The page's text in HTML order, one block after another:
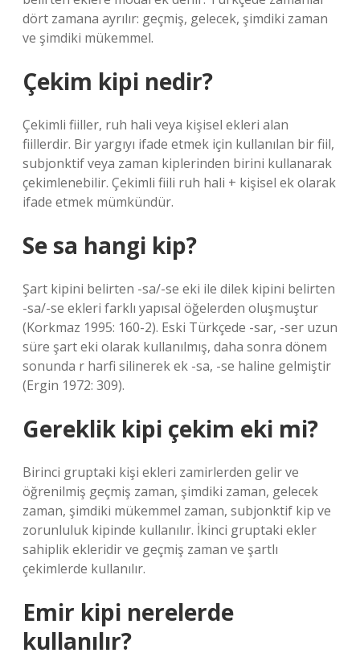
dört zamana ayrılır: geçmiş, gelecek, şimdiki zaman
ve şimdiki mükemmel.
Çekim kipi nedir?
Çekimli fiiller, ruh hali veya kişisel ekleri alan
fiillerdir. Bir yargıyı ifade etmek için kullanılan bir fiil,
subjonktif veya zaman kiplerinden birini kullanarak
çekimlenebilir. Çekimli fiili ruh hali + kişisel ek olarak
ifade etmek mümkündür.
Se sa hangi kip?
Şart kipini belirten -sa/-se eki ile dilek kipini belirten
-sa/-se ekleri farklı yapısal öğelerden oluşmuştur
(Korkmaz 1995: 160-2). Eski Türkçede -sar, -ser uzun
süre şart eki olarak kullanılmış, daha sonra dönem
sonunda r harfi silinerek ek -sa, -se haline gelmiştir
(Ergin 1972: 309).
Gereklik kipi çekim eki mi?
Birinci gruptaki kişi ekleri zamirlerden gelir ve
öğrenilmiş geçmiş zaman, şimdiki zaman, gelecek
zaman, şimdiki mükemmel zaman, subjonktif kip ve
zorunluluk kipinde kullanılır. İkinci gruptaki ekler
sahiplik ekleridir ve geçmiş zaman ve şartlı
çekimlerde kullanılır.
Emir kipi nerelerde
kullanılır?